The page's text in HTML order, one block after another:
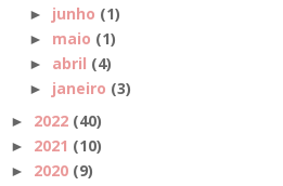
► junho (1)
► maio (1)
► abril (4)
► janeiro (3)
► 2022 (40)
► 2021 (10)
► 2020 (9)